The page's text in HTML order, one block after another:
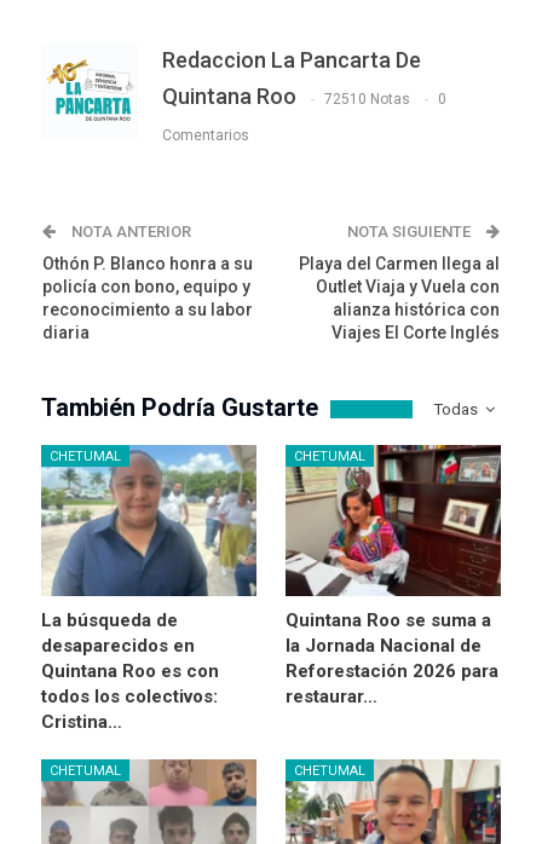
Redaccion La Pancarta De
Quintana Roo
72510 Notas 0
Comentarios
NOTA ANTERIOR
Othón P. Blanco honra a su
policía con bono, equipo y
reconocimiento a su labor
diaria
NOTA SIGUIENTE
Playa del Carmen llega al
Outlet Viaja y Vuela con
alianza histórica con
Viajes El Corte Inglés
Todas
También Podría Gustarte
CHETUMAL
La búsqueda de
desaparecidos en
Quintana Roo es con
todos los colectivos:
Cristina…
CHETUMAL
Quintana Roo se suma a
la Jornada Nacional de
Reforestación 2026 para
restaurar…
CHETUMAL CHETUMAL